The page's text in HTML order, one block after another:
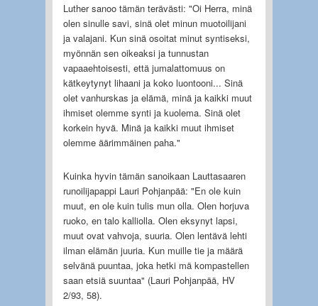
Luther sanoo tämän terävästi: "Oi Herra, minä
olen sinulle savi, sinä olet minun muotoilijani
ja valajani. Kun sinä osoitat minut syntiseksi,
myönnän sen oikeaksi ja tunnustan
vapaaehtoisesti, että jumalattomuus on
kätkeytynyt lihaani ja koko luontooni... Sinä
olet vanhurskas ja elämä, minä ja kaikki muut
ihmiset olemme synti ja kuolema. Sinä olet
korkein hyvä. Minä ja kaikki muut ihmiset
olemme äärimmäinen paha."
Kuinka hyvin tämän sanoikaan Lauttasaaren
runoilijapappi Lauri Pohjanpää: "En ole kuin
muut, en ole kuin tulis mun olla. Olen horjuva
ruoko, en talo kalliolla. Olen eksynyt lapsi,
muut ovat vahvoja, suuria. Olen lentävä lehti
ilman elämän juuria. Kun muille tie ja määrä
selvänä puuntaa, joka hetki mä kompastellen
saan etsiä suuntaa" (Lauri Pohjanpää, HV
2/93, 58).